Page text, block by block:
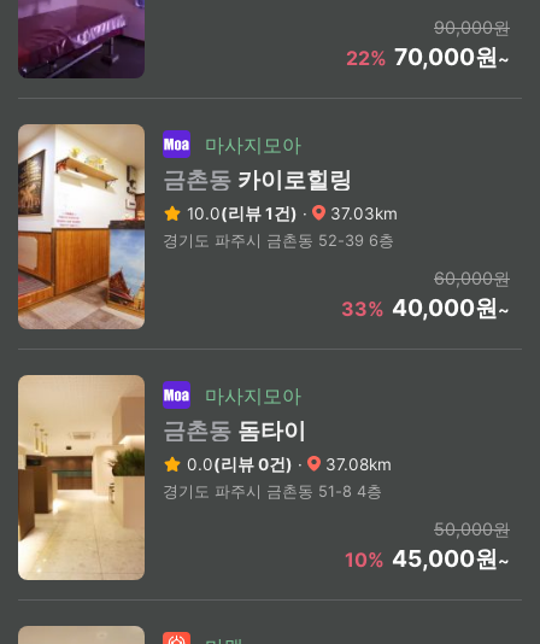
90,000원
22% 70,000원~
마사지모아
금촌동 카이로힐링
10.0(리뷰 1건) · 37.03km
경기도 파주시 금촌동 52-39 6층
60,000원
33% 40,000원~
마사지모아
금촌동 돔타이
0.0(리뷰 0건) · 37.08km
경기도 파주시 금촌동 51-8 4층
50,000원
10% 45,000원~